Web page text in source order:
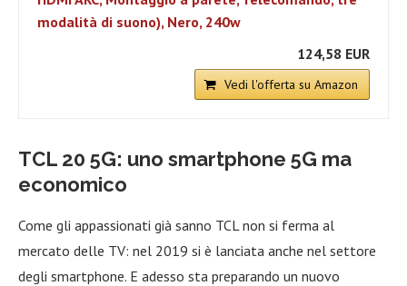
modalità di suono), Nero, 240w
124,58 EUR
Vedi l'offerta su Amazon
TCL 20 5G: uno smartphone 5G ma
economico
Come gli appassionati già sanno TCL non si ferma al
mercato delle TV: nel 2019 si è lanciata anche nel settore
degli smartphone. E adesso sta preparando un nuovo